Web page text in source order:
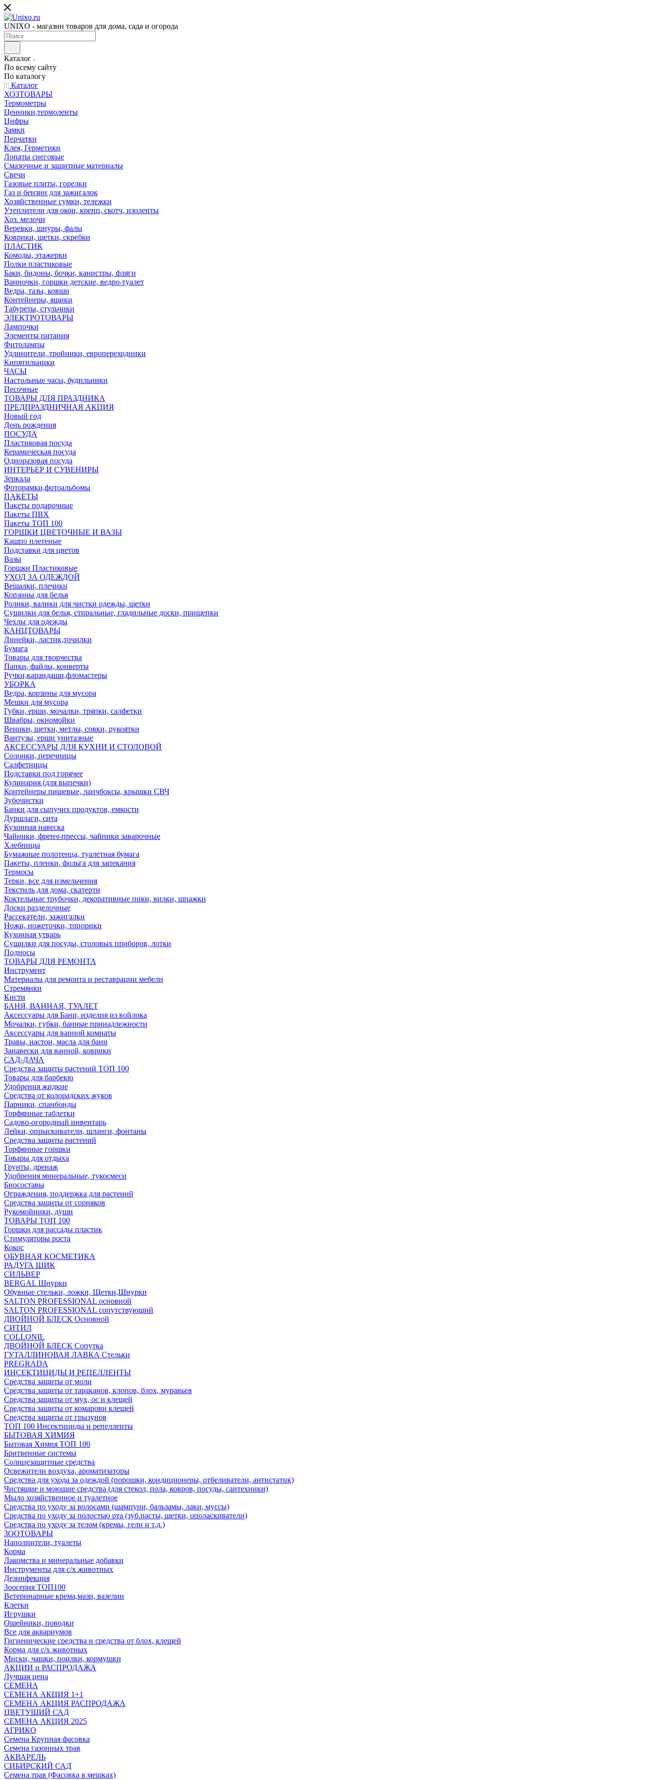
UNIXO - магазин товаров для дома, сада и огорода
Каталог
По всему сайту
По каталогу
Каталог
ХОЗТОВАРЫ
Термометры
Ценники,термоленты
Цифры
Замки
Перчатки
Клея, Герметики
Лопаты снеговые
Смазочные и защитные материалы
Свечи
Газовые плиты, горелки
Газ и бензин для зажигалок
Хозяйственные сумки, тележки
Утеплители для окон, крепп, скотч, изоленты
Хоз. мелочи
Веревки, шнуры, фалы
Коврики, щетки, скребки
ПЛАСТИК
Комоды, этажерки
Полки пластиковые
Баки, бидоны, бочки, канистры, фляги
Ванночки, горшки детские, ведро-туалет
Ведра, тазы, ковши
Контейнеры, ящики
Табуреты, стульчики
ЭЛЕКТРОТОВАРЫ
Лампочки
Элементы питания
Фитолампы
Удлинители, тройники, европереходники
Кипятильники
ЧАСЫ
Настольные часы, будильники
Песочные
ТОВАРЫ ДЛЯ ПРАЗДНИКА
ПРЕДПРАЗДНИЧНАЯ АКЦИЯ
Новый год
День рождения
ПОСУДА
Пластиковая посуда
Керамическая посуда
Одноразовая посуда
ИНТЕРЬЕР И СУВЕНИРЫ
Зеркала
Фоторамки,фотоальбомы
ПАКЕТЫ
Пакеты подарочные
Пакеты ПВХ
Пакеты ТОП 100
ГОРШКИ ЦВЕТОЧНЫЕ И ВАЗЫ
Кашпо плетеные
Подставки для цветов
Вазы
Горшки Пластиковые
УХОД ЗА ОДЕЖДОЙ
Вешалки, плечики
Корзины для белья
Ролики, валики для чистки одежды, щетки
Сушилки для белья, стиральные, гладильные доски, прищепки
Чехлы для одежды
КАНЦТОВАРЫ
Линейки, ластик,точилки
Бумага
Товары для творчества
Папки, файлы, конверты
Ручки,карандаши,фломастеры
УБОРКА
Ведра, корзины для мусора
Мешки для мусора
Губки, ерши, мочалки, тряпки, салфетки
Швабры, окномойки
Веники, щетки, метлы, совки, рукоятки
Вантузы, ерши унитазные
АКСЕССУАРЫ ДЛЯ КУХНИ И СТОЛОВОЙ
Солонки, перечницы
Салфетницы
Подставки под горячее
Кулинария (для выпечки)
Контейнеры пищевые, ланчбоксы, крышки СВЧ
Зубочистки
Банки для сыпучих продуктов, емкости
Дуршлаги, сита
Кухонная навеска
Чайники, френч-прессы, чайники заварочные
Хлебницы
Бумажные полотенца, туалетная бумага
Пакеты, пленки, фольга для запекания
Термосы
Терки, все для измельчения
Текстиль для дома, скатерти
Коктельные трубочки, декоративные пики, вилки, шпажки
Доски разделочные
Рассекатели, зажигалки
Ножи, ножеточки, топорики
Кухонная утварь
Сушилки для посуды, столовых приборов, лотки
Подносы
ТОВАРЫ ДЛЯ РЕМОНТА
Инструмент
Материалы для ремонта и реставрации мебели
Стремянки
Кисти
БАНЯ, ВАННАЯ, ТУАЛЕТ
Аксессуары для Бани, изделия из войлока
Мочалки, губки, банные принадлежности
Аксессуары для ванной комнаты
Травы, настои, масла для бани
Занавески для ванной, коврики
САД-ДАЧА
Средства защиты растений ТОП 100
Товары для барбекю
Удобрения жидкие
Средства от колорадских жуков
Парники, спанбонды
Торфянные таблетки
Садово-огородный инвентарь
Лейки, опрыскиватели, шланги, фонтаны
Средства защиты растений
Торфянные горшки
Товары для отдыха
Грунты, дренаж
Удобрения минеральные, тукосмеси
Биосоставы
Ограждения, поддержка для растений
Средства защиты от сорняков
Рукомойники, души
ТОВАРЫ ТОП 100
Горшки для рассады пластик
Стимуляторы роста
Кокос
ОБУВНАЯ КОСМЕТИКА
РАДУГА ШИК
СИЛЬВЕР
BERGAL Шнурки
Обувные стельки, ложки, Щетки,Шнурки
SALTON PROFESSIONAL основной
SALTON PROFESSIONAL сопутствующий
ДВОЙНОЙ БЛЕСК Основной
СИТИЛ
COLLONIL
ДВОЙНОЙ БЛЕСК Сопутка
ГУТАЛЛИНОВАЯ ЛАВКА Стельки
PREGRADA
ИНСЕКТИЦИДЫ И РЕПЕЛЛЕНТЫ
Средства защиты от моли
Средства защиты от тараканов, клопов, блох, муравьев
Средства защиты от мух, ос и клещей
Средства защиты от комарови клещей
Средства защиты от грызунов
ТОП 100 Инсектициды и репелленты
БЫТОВАЯ ХИМИЯ
Бытовая Химия ТОП 100
Бритвенные системы
Солнцезащитные средства
Освежители воздуха, ароматизаторы
Средства для ухода за одеждой (порошки, кондиционеры, отбеливатели, антистатик)
Чистящие и моющие средства (для стекол, пола, ковров, посуды, сантехники)
Мыло хозяйственное и туалетное
Средства по уходу за волосами (шампуни, бальзамы, лаки, муссы)
Средства по уходу за полостью рта (зуб.пасты, щетки, ополаскиватели)
Средства по уходу за телом (кремы, гели и т.д.)
ЗООТОВАРЫ
Наполнители, туалеты
Корма
Лакомства и минеральные добавки
Инструменты для с/х животных
Дезинфекция
Зоосерия ТОП100
Ветеринарные крема,мази, вазелин
Клетки
Игрушки
Ошейники, поводки
Все для аквариумов
Гигиенические средства и средства от блох, клещей
Корма для с/х животных
Миски, чашки, поилки, кормушки
АКЦИИ и РАСПРОДАЖА
Лучшая цена
СЕМЕНА
СЕМЕНА АКЦИЯ 1+1
СЕМЕНА АКЦИЯ РАСПРОДАЖА
ЦВЕТУЩИЙ САД
СЕМЕНА АКЦИЯ 2025
АГРИКО
Семена Крупная фасовка
Семена газонных трав
АКВАРЕЛЬ
СИБИРСКИЙ САД
Семена трав (Фасовка в мешках)